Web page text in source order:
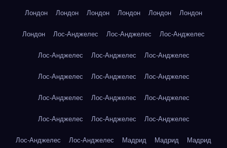
Лондон Лондон Лондон Лондон Лондон Лондон
Лондон Лос-Анджелес Лос-Анджелес Лос-Анджелес
Лос-Анджелес Лос-Анджелес Лос-Анджелес
Лос-Анджелес Лос-Анджелес Лос-Анджелес
Лос-Анджелес Лос-Анджелес Лос-Анджелес
Лос-Анджелес Лос-Анджелес Лос-Анджелес
Лос-Анджелес Лос-Анджелес Мадрид Мадрид Мадрид